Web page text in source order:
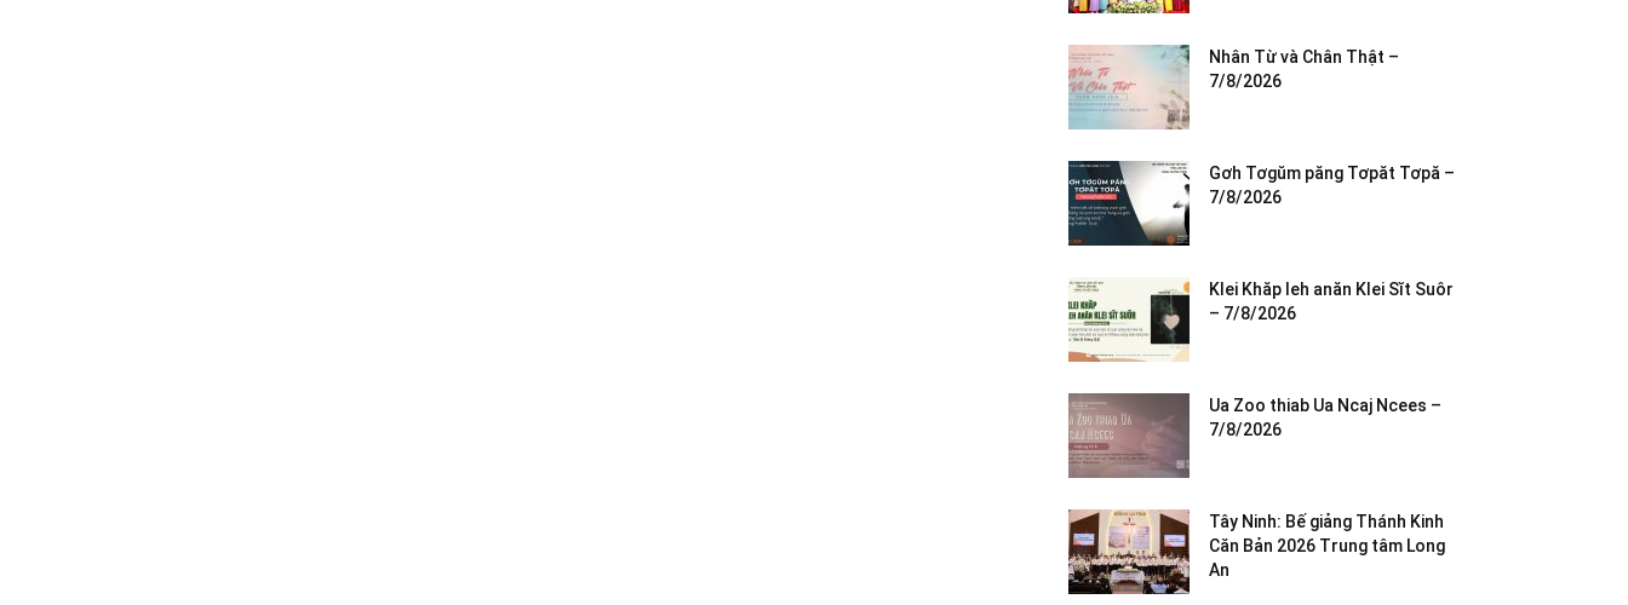
Nhân Từ và Chân Thật –
7/8/2026
Gơh Tơgŭm păng Tơpăt Tơpă –
7/8/2026
Klei Khăp leh anăn Klei Sĭt Suôr
– 7/8/2026
Ua Zoo thiab Ua Ncaj Ncees –
7/8/2026
Tây Ninh: Bế giảng Thánh Kinh
Căn Bản 2026 Trung tâm Long
An